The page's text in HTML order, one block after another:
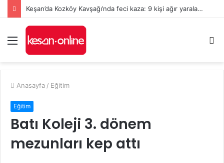
Keşan’da Kozköy Kavşağı’nda feci kaza: 9 kişi ağır yaralandı
Menü
...
Anasayfa / Eğitim
Eğitim
Batı Koleji 3. dönem
mezunları kep attı